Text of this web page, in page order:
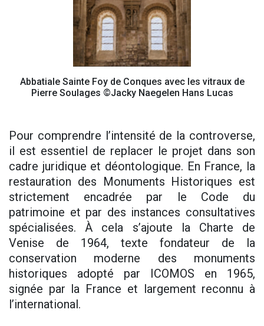
Abbatiale Sainte Foy de Conques avec les vitraux de
Pierre Soulages ©Jacky Naegelen Hans Lucas
Pour comprendre l’intensité de la controverse,
il est essentiel de replacer le projet dans son
cadre juridique et déontologique. En France, la
restauration des Monuments Historiques est
strictement encadrée par le Code du
patrimoine et par des instances consultatives
spécialisées. À cela s’ajoute la Charte de
Venise de 1964, texte fondateur de la
conservation moderne des monuments
historiques adopté par ICOMOS en 1965,
signée par la France et largement reconnu à
l’international.